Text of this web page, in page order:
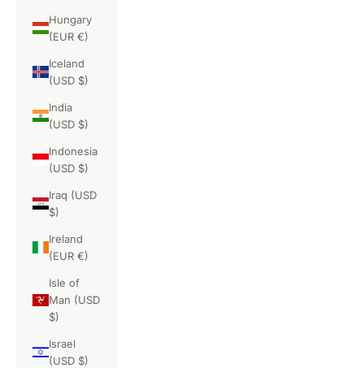
Hungary
(EUR €)
Iceland
(USD $)
India
(USD $)
Indonesia
(USD $)
Iraq (USD
$)
Ireland
(EUR €)
Isle of
Man (USD
$)
Israel
(USD $)